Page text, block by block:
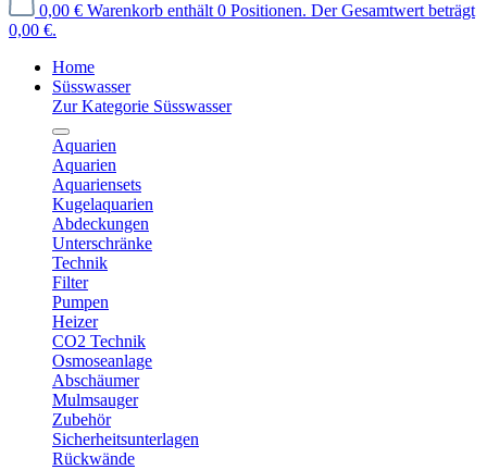
0,00 € Warenkorb enthält 0 Positionen. Der Gesamtwert beträgt
0,00 €.
Home
Süsswasser
Zur Kategorie Süsswasser
Aquarien
Aquarien
Aquariensets
Kugelaquarien
Abdeckungen
Unterschränke
Technik
Filter
Pumpen
Heizer
CO2 Technik
Osmoseanlage
Abschäumer
Mulmsauger
Zubehör
Sicherheitsunterlagen
Rückwände